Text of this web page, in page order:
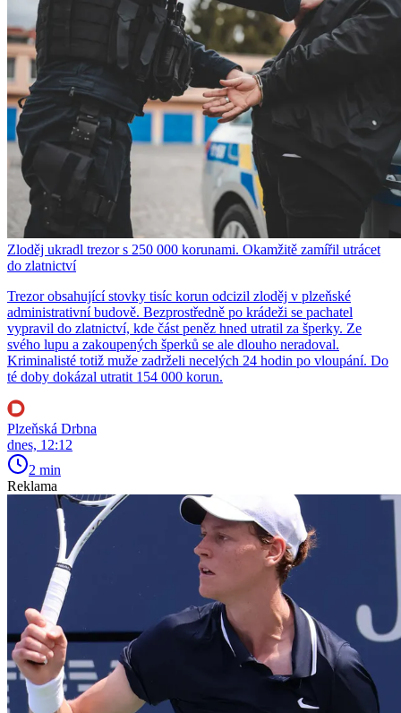
Zloděj ukradl trezor s 250 000 korunami. Okamžitě zamířil utrácet
do zlatnictví
Trezor obsahující stovky tisíc korun odcizil zloděj v plzeňské
administrativní budově. Bezprostředně po krádeži se pachatel
vypravil do zlatnictví, kde část peněz hned utratil za šperky. Ze
svého lupu a zakoupených šperků se ale dlouho neradoval.
Kriminalisté totiž muže zadrželi necelých 24 hodin po vloupání. Do
té doby dokázal utratit 154 000 korun.
Plzeňská Drbna
dnes, 12:12
2 min
Reklama